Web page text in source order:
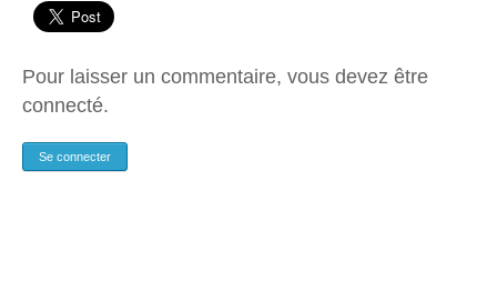
Pour laisser un commentaire, vous devez être
connecté.
Se connecter